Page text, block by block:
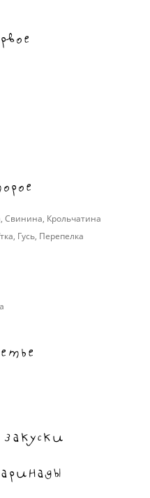
, Свинина, Крольчатина
, Гусь, Перепелка